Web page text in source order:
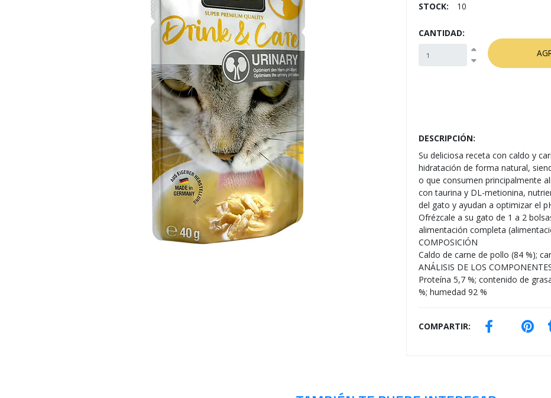
STOCK: 10
CANTIDAD:
DESCRIPCIÓN:
Su deliciosa receta con caldo y
hidratación de forma natural,
o que consumen principalmente
con taurina y DL-metionina,
del gato y ayudan a optimizar el
Ofrézcale a su gato de 1 a 2
alimentación completa
COMPOSICIÓN
Caldo de carne de pollo (84 %);
ANÁLISIS DE LOS
Proteína 5,7 %; contenido de
%; humedad 92 %
COMPARTIR: